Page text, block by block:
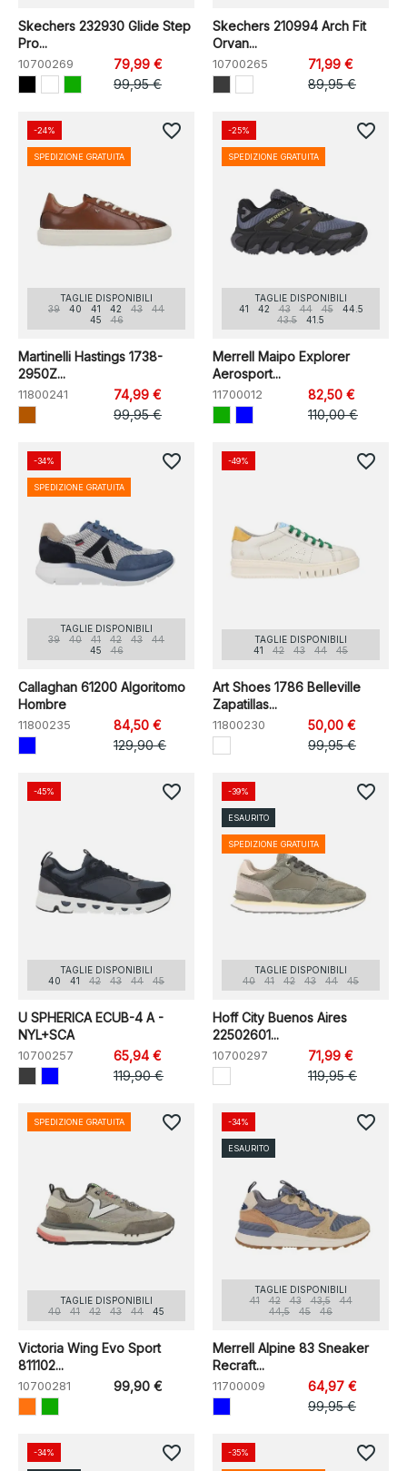
Skechers 232930 Glide Step
Pro...
10700269
79,99 €
99,95 €
Skechers 210994 Arch Fit
Orvan...
10700265
71,99 €
89,95 €
TAGLIE DISPONIBILI
39
40 41 42 43
44
45
46
Martinelli Hastings 1738-
2950Z...
11800241
74,99 €
99,95 €
-24%
SPEDIZIONE GRATUITA
favorite_border
TAGLIE DISPONIBILI
41
42 43 44 45
44.5
43.5
41.5
Merrell Maipo Explorer
Aerosport...
11700012
82,50 €
110,00 €
-25%
SPEDIZIONE GRATUITA
favorite_border
TAGLIE DISPONIBILI
39
40 41 42 43
44
45
46
Callaghan 61200 Algoritomo
Hombre
11800235
84,50 €
129,90 €
-34%
SPEDIZIONE GRATUITA
favorite_border
TAGLIE DISPONIBILI
41
42 43 44 45
Art Shoes 1786 Belleville
Zapatillas...
11800230
50,00 €
99,95 €
-49% favorite_border
TAGLIE DISPONIBILI
40
41 42 43 44 45
U SPHERICA ECUB-4 A -
NYL+SCA
10700257
65,94 €
119,90 €
-45% favorite_border
TAGLIE DISPONIBILI
40
41 42 43 44 45
Hoff City Buenos Aires
22502601...
10700297
71,99 €
119,95 €
-39%
ESAURITO
SPEDIZIONE GRATUITA
favorite_border
TAGLIE DISPONIBILI
40
41 42 43 44 45
Victoria Wing Evo Sport
811102...
10700281 99,90 €
SPEDIZIONE GRATUITA favorite_border
TAGLIE DISPONIBILI
41
42 43 43,5
44
44,5
45 46
Merrell Alpine 83 Sneaker
Recraft...
11700009
64,97 €
99,95 €
-34%
ESAURITO
favorite_border
-34% favorite_border -35% favorite_border